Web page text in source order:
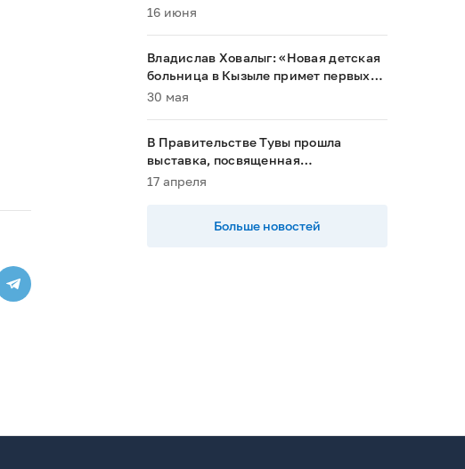
их семей
16 июня
Владислав Ховалыг: «Новая детская
больница в Кызыле примет первых
пациентов в 2028 году»
30 мая
В Правительстве Тувы прошла
выставка, посвященная
национальным проектам
17 апреля
Больше новостей